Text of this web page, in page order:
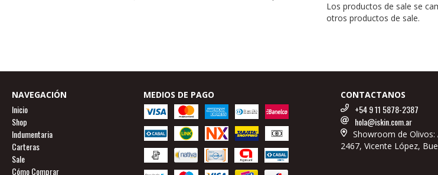
Los productos de sale se
otros productos de sale.
NAVEGACIÓN
Inicio
Shop
Indumentaria
Carteras
Sale
Cómo Comprar
MEDIOS DE PAGO CONTACTANOS
+54 9 11 5878-2387
hola@iskin.com.ar
Showroom de
2467, Vicente López,